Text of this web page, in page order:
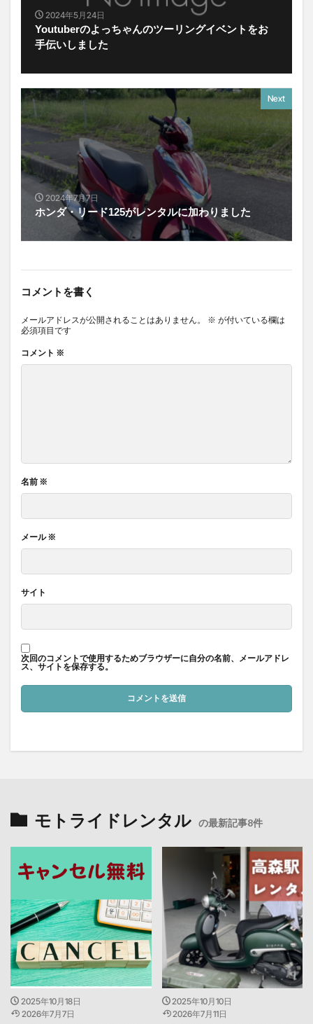
2024年5月24日
Youtuberのよっちゃんのツーリングイベントをお
手伝いしました
Next
2024年7月7日
ホンダ・リード125がレンタルに加わりました
コメントを書く
メールアドレスが公開されることはありません。 ※ が付いている欄は
必須項目です
コメント ※
名前 ※
メール※
サイト
次回のコメントで使用するためブラウザーに自分の名前、メールアドレ
ス、サイトを保存する。
モトライドレンタル の最新記事8件
2025年10月18日
2026年7月7日
2025年10月10日
2026年7月11日